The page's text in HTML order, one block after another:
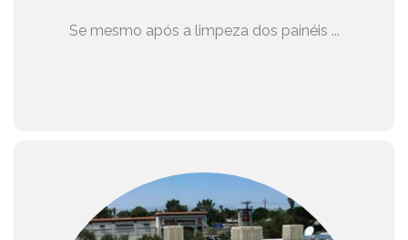
Se mesmo após a limpeza dos painéis ...